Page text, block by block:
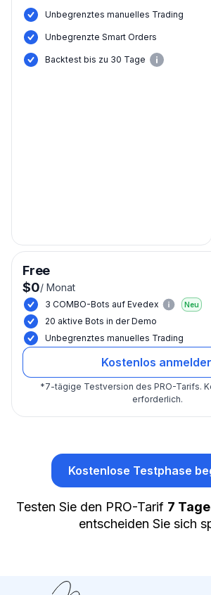
Unbegrenztes manuelles Trading
Unbegrenzte Smart Orders
Backtest bis zu 30 Tage
Free
$0/ Monat
3 COMBO-Bots auf Evedex Neu
20 aktive Bots in der Demo
Unbegrenztes manuelles Trading
Kostenlos
*7-tägige Testversion des PRO-Tarifs.
erforderlich.
Kostenlose Testphase
Testen Sie den PRO-Tarif 7
entscheiden Sie sich